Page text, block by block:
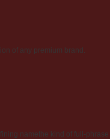
of any premium brand.
namethe kind of full-